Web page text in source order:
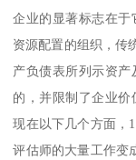
企业的显著标志在于
资源配置的组织，传
产负债表所列示资
的，并限制了企业
现在以下几个方面，
评估师的大量工作变